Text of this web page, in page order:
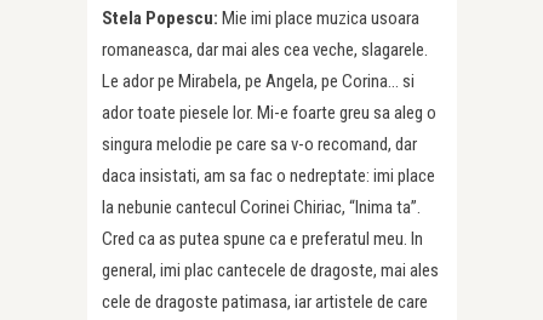
Stela Popescu: Mie imi place muzica usoara
romaneasca, dar mai ales cea veche, slagarele.
Le ador pe Mirabela, pe Angela, pe Corina… si
ador toate piesele lor. Mi-e foarte greu sa aleg o
singura melodie pe care sa v-o recomand, dar
daca insistati, am sa fac o nedreptate: imi place
la nebunie cantecul Corinei Chiriac, “Inima ta”.
Cred ca as putea spune ca e preferatul meu. In
general, imi plac cantecele de dragoste, mai ales
cele de dragoste patimasa, iar artistele de care